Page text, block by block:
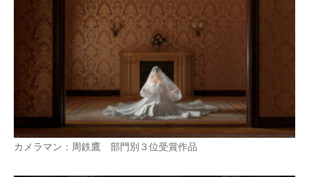
カメラマン：周鉄鷹 部門別３位受賞作品